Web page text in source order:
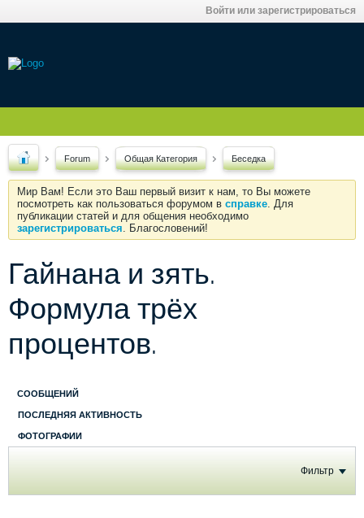
Войти или зарегистрироваться
Forum Общая Категория Беседка
Мир Вам! Если это Ваш первый визит к нам, то Вы можете
посмотреть как пользоваться форумом в справке. Для
публикации статей и для общения необходимо
зарегистрироваться. Благословений!
Гайнана и зять.
Формула трёх
процентов.
СООБЩЕНИЙ
ПОСЛЕДНЯЯ АКТИВНОСТЬ
ФОТОГРАФИИ
Фильтр